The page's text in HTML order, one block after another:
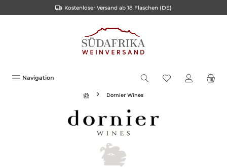
Kostenloser Versand ab 18 Flaschen (DE)
Navigation
Dornier Wines